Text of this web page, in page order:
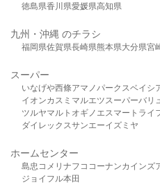
徳島県香川県愛媛県高知県
九州・沖縄 のチラシ
福岡県佐賀県長崎県熊本県大分県宮
スーパー
いなげや西條アマノパークスベイシ
イオンカスミ マルエツスーパーバリ
ツルヤマルト オギノ エスマート ライ
ダイレックスサンエーイズミヤ
ホームセンター
島忠 コメリ ナフコ コーナンカインズ
ジョイフル本田